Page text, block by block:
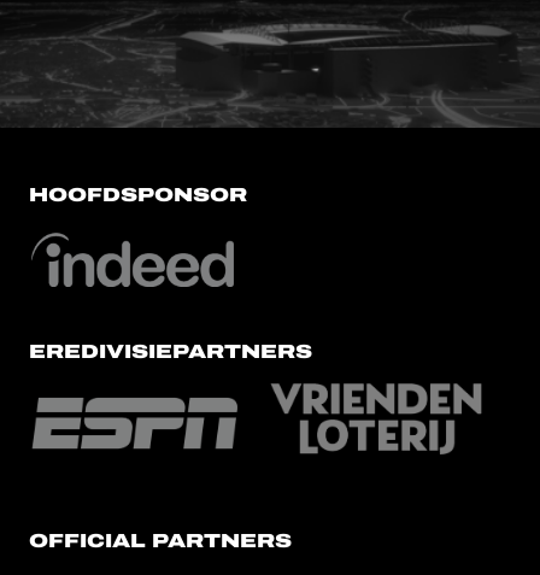
FC Utrecht<br>vanuit<br>het
HOOFDSPONSOR
EREDIVISIEPARTNERS
OFFICIAL PARTNERS